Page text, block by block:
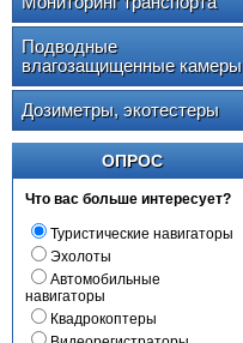
Подводные
влагозащищенные камеры
Дозиметры, экотестеры
ОПРОС
Что вас больше интересует?
Туристические навигаторы
Эхолоты
Автомобильные
навигаторы
Квадрокоптеры